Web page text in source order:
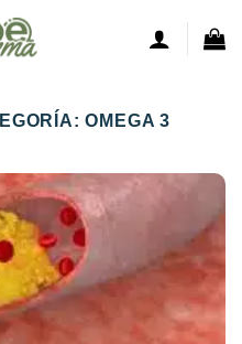
OMEGA 3